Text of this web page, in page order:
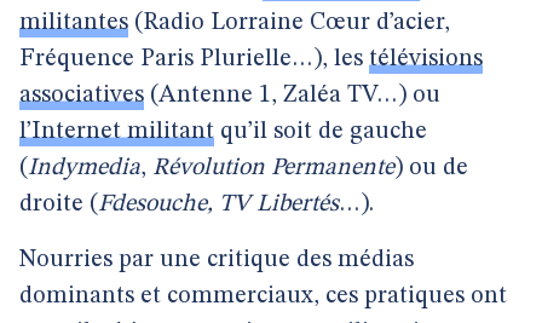
militantes (Radio Lorraine Cœur d’acier,
Fréquence Paris Plurielle…), les télévisions
associatives (Antenne 1, Zaléa TV…) ou
l’Internet militant qu’il soit de gauche
(Indymedia, Révolution Permanente) ou de
droite (Fdesouche, TV Libertés…).
Nourries par une critique des médias
dominants et commerciaux, ces pratiques ont